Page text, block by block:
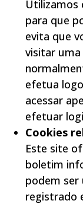
Utilizamos
para que
evita que
visitar uma
efetua
acessar
efetuar
Cookies
Este site
boletim
podem ser
registrado